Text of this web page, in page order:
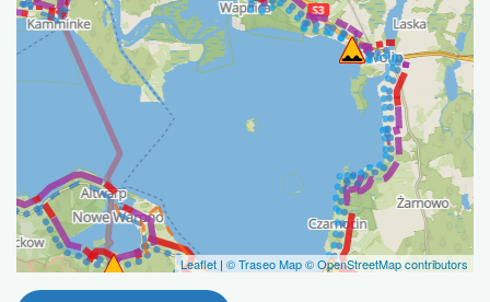
Leaflet | © Traseo Map© OpenStreetMap contributors